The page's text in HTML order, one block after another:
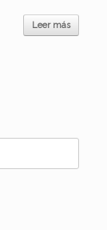
Leer más